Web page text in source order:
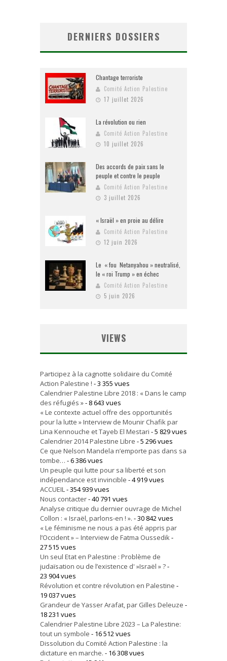
DERNIERS DOSSIERS
Chantage terroriste
Comité Action Palestine
17 juillet 2026
La révolution ou rien
Comité Action Palestine
10 juillet 2026
Des accords de paix sans le
peuple et contre le peuple
Comité Action Palestine
3 juillet 2026
« Israël » en proie au délire
Comité Action Palestine
12 juin 2026
Le « fou Netanyahou » neutralisé,
le « roi Trump » en échec
Comité Action Palestine
5 juin 2026
VIEWS
Participez à la cagnotte solidaire du Comité
Action Palestine ! - 3 355 vues
Calendrier Palestine Libre 2018 : « Dans le camp
des réfugiés »- 8 643 vues
« Le contexte actuel offre des opportunités
pour la lutte » Interview de Mounir Chafik par
Lina Kennouche et Tayeb El Mestari - 5 829 vues
Calendrier 2014 Palestine Libre - 5 296 vues
Ce que Nelson Mandela n’emporte pas dans sa
tombe… - 6 386 vues
Un peuple qui lutte pour sa liberté et son
indépendance est invincible - 4 919 vues
ACCUEIL- 354 939 vues
Nous contacter- 40 791 vues
Analyse critique du dernier ouvrage de Michel
Collon : « Israël, parlons-en ! ». - 30 842 vues
« Le féminisme ne nous a pas été appris par
l’Occident » – Interview de Fatma Oussedik-
27 515 vues
Un seul Etat en Palestine : Problème de
judaïsation ou de l’existence d' »Israël » ?-
23 904 vues
Révolution et contre révolution en Palestine -
19 037 vues
Grandeur de Yasser Arafat, par Gilles Deleuze -
18 231 vues
Calendrier Palestine Libre 2023 – La Palestine:
tout un symbole - 16 512 vues
Dissolution du Comité Action Palestine : la
dictature en marche. - 16 308 vues